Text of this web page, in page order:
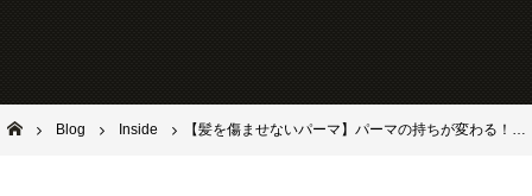
m
池田市石橋の美容室ならヘアサロンSolana（ソラーナ）
Blog Inside ​【髪を傷ませないパーマ】パーマの持ちが変わる！「前処理・後処理」に絶対のこだわりを持つ理由｜SOLANA